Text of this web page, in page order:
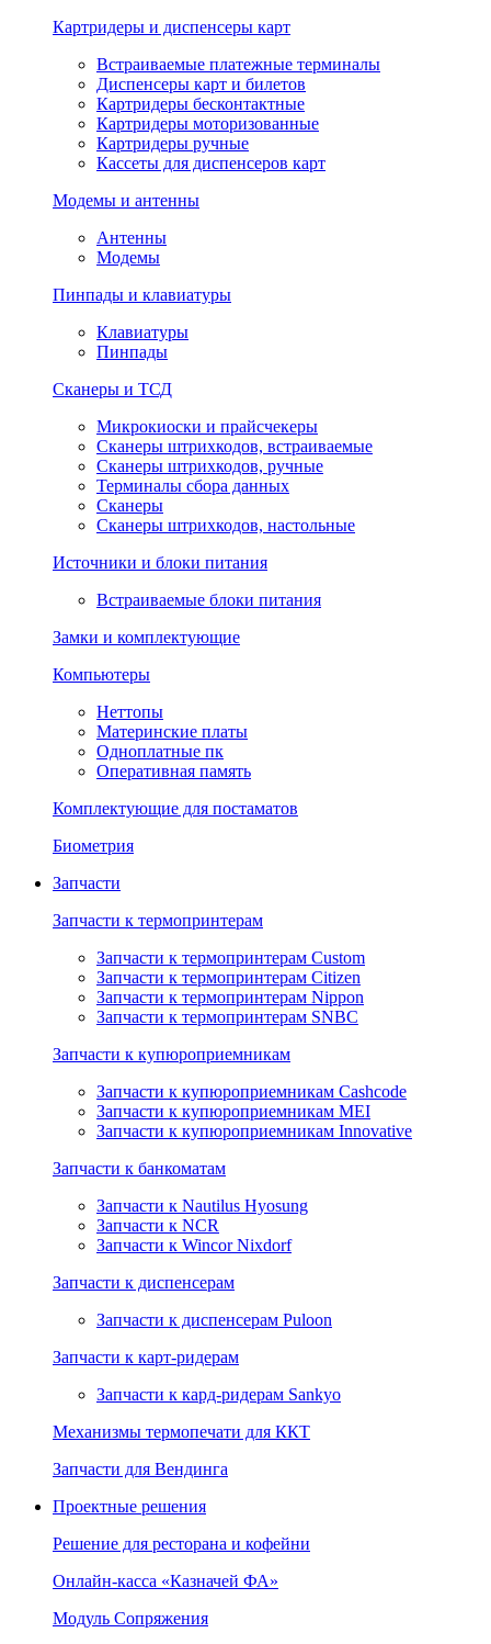
Картридеры и диспенсеры карт
Встраиваемые платежные терминалы
Диспенсеры карт и билетов
Картридеры бесконтактные
Картридеры моторизованные
Картридеры ручные
Кассеты для диспенсеров карт
Модемы и антенны
Антенны
Модемы
Пинпады и клавиатуры
Клавиатуры
Пинпады
Сканеры и ТСД
Микрокиоски и прайсчекеры
Сканеры штрихкодов, встраиваемые
Сканеры штрихкодов, ручные
Терминалы сбора данных
Сканеры
Сканеры штрихкодов, настольные
Источники и блоки питания
Встраиваемые блоки питания
Замки и комплектующие
Компьютеры
Неттопы
Материнские платы
Одноплатные пк
Оперативная память
Комплектующие для постаматов
Биометрия
Запчасти
Запчасти к термопринтерам
Запчасти к термопринтерам Custom
Запчасти к термопринтерам Citizen
Запчасти к термопринтерам Nippon
Запчасти к термопринтерам SNBC
Запчасти к купюроприемникам
Запчасти к купюроприемникам Cashcode
Запчасти к купюроприемникам MEI
Запчасти к купюроприемникам Innovative
Запчасти к банкоматам
Запчасти к Nautilus Hyosung
Запчасти к NCR
Запчасти к Wincor Nixdorf
Запчасти к диспенсерам
Запчасти к диспенсерам Puloon
Запчасти к карт-ридерам
Запчасти к кард-ридерам Sankyo
Механизмы термопечати для ККТ
Запчасти для Вендинга
Проектные решения
Решение для ресторана и кофейни
Онлайн‑касса «Казначей ФА»
Модуль Сопряжения